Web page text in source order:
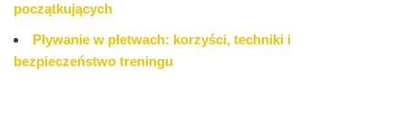
początkujących
Pływanie w płetwach: korzyści, techniki i
bezpieczeństwo treningu